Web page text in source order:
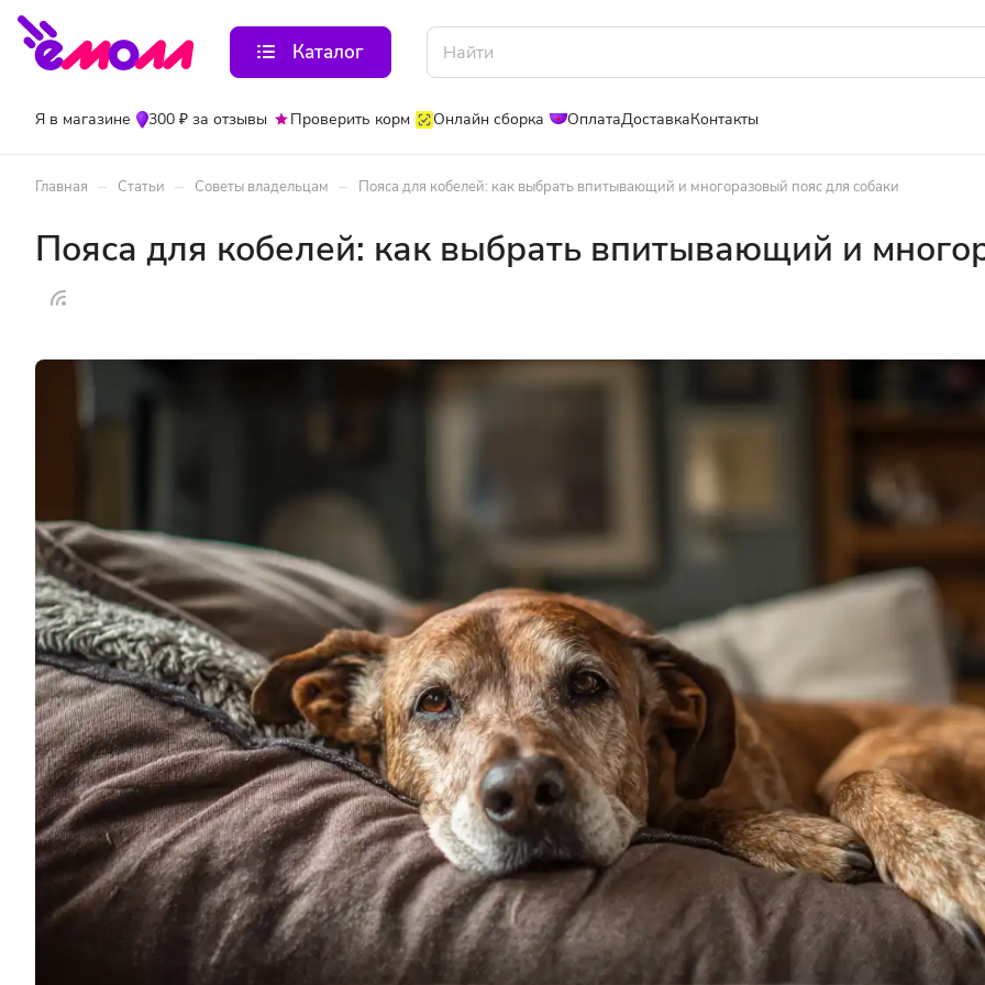
Каталог
Я в магазине 300 ₽ за отзывы Проверить корм Онлайн сборка ОплатаДоставкаКонтакты
Главная – Статьи – Советы владельцам – Пояса для кобелей: как выбрать впитывающий и многоразовый пояс для собаки
Пояса для кобелей: как выбрать впитывающий и